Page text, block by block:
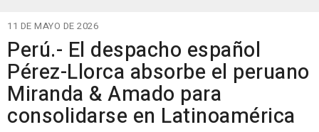
11 DE MAYO DE 2026
Perú.- El despacho español
Pérez-Llorca absorbe el peruano
Miranda & Amado para
consolidarse en Latinoamérica